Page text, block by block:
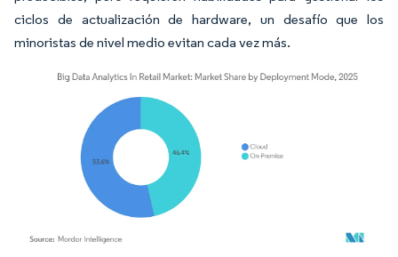
ciclos de actualización de hardware, un desafío que los
minoristas de nivel medio evitan cada vez más.